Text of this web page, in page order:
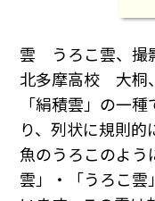
雲 うろこ雲、撮
北多摩高校 大桐
「絹積雲」の一
り、列状に規則
魚のうろこのよう
雲」・「うろこ雲